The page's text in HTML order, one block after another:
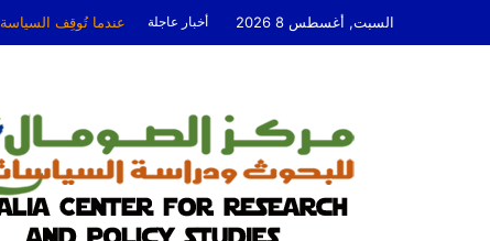
السبت, أغسطس 8 2026 أخبار عاجلة عندما تُوقِف